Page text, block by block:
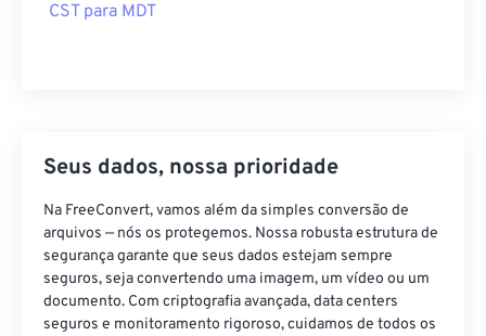
CST para MDT
Seus dados, nossa prioridade
Na FreeConvert, vamos além da simples conversão de
arquivos — nós os protegemos. Nossa robusta estrutura de
segurança garante que seus dados estejam sempre
seguros, seja convertendo uma imagem, um vídeo ou um
documento. Com criptografia avançada, data centers
seguros e monitoramento rigoroso, cuidamos de todos os